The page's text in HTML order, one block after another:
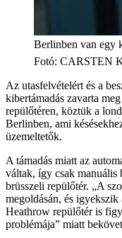
Berlinben van egy
Fotó: CARSTEN
Az utasfelvételért és a
kibertámadás zavarta
repülőtéren, köztük a
Berlinben, ami
üzemeltetők.
A támadás miatt az
váltak, így csak manuális
brüsszeli repülőtér. „A
megoldásán, és
Heathrow repülőtér is
problémája” miatt